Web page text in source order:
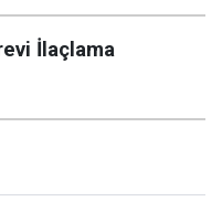
İlaçlama